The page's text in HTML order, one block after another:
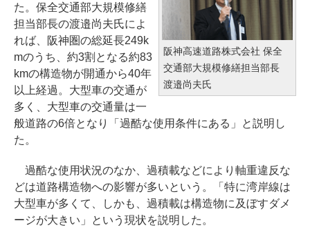
阪神高速道路株式会社 保全
交通部大規模修繕担当部長
渡邉尚夫氏
た。保全交通部大規模修繕
担当部長の渡邉尚夫氏によ
れば、阪神圏の総延長249k
mのうち、約3割となる約83
kmの構造物が開通から40年
以上経過。大型車の交通が
多く、大型車の交通量は一
般道路の6倍となり「過酷な使用条件にある」と説明し
た。
過酷な使用状況のなか、過積載などにより軸重違反な
どは道路構造物への影響が多いという。「特に湾岸線は
大型車が多くて、しかも、過積載は構造物に及ぼすダメ
ージが大きい」という現状を説明した。